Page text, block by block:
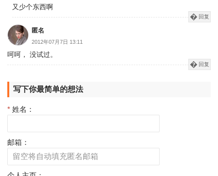
又少个东西啊
回复
匿名
2012年07月7日 13:11
呵呵， 没试过。
回复
写下你最简单的想法
* 姓名：
邮箱：